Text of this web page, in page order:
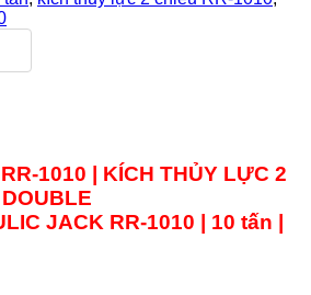
1010 | KÍCH THỦY LỰC 2
DOUBLE
JACK RR-1010 | 10 tấn |